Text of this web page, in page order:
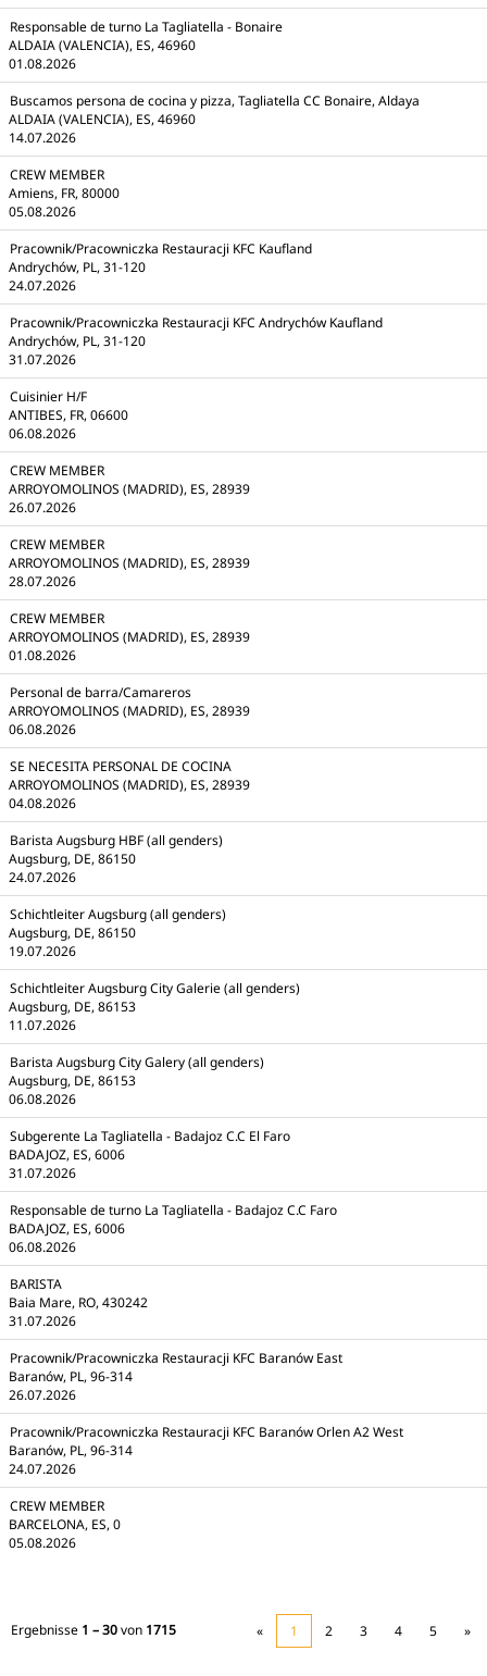
Responsable de turno La Tagliatella - Bonaire
ALDAIA (VALENCIA), ES, 46960
01.08.2026
Buscamos persona de cocina y pizza, Tagliatella CC Bonaire, Aldaya
ALDAIA (VALENCIA), ES, 46960
14.07.2026
CREW MEMBER
Amiens, FR, 80000
05.08.2026
Pracownik/Pracowniczka Restauracji KFC Kaufland
Andrychów, PL, 31-120
24.07.2026
Pracownik/Pracowniczka Restauracji KFC Andrychów Kaufland
Andrychów, PL, 31-120
31.07.2026
Cuisinier H/F
ANTIBES, FR, 06600
06.08.2026
CREW MEMBER
ARROYOMOLINOS (MADRID), ES, 28939
26.07.2026
CREW MEMBER
ARROYOMOLINOS (MADRID), ES, 28939
28.07.2026
CREW MEMBER
ARROYOMOLINOS (MADRID), ES, 28939
01.08.2026
Personal de barra/Camareros
ARROYOMOLINOS (MADRID), ES, 28939
06.08.2026
SE NECESITA PERSONAL DE COCINA
ARROYOMOLINOS (MADRID), ES, 28939
04.08.2026
Barista Augsburg HBF (all genders)
Augsburg, DE, 86150
24.07.2026
Schichtleiter Augsburg (all genders)
Augsburg, DE, 86150
19.07.2026
Schichtleiter Augsburg City Galerie (all genders)
Augsburg, DE, 86153
11.07.2026
Barista Augsburg City Galery (all genders)
Augsburg, DE, 86153
06.08.2026
Subgerente La Tagliatella - Badajoz C.C El Faro
BADAJOZ, ES, 6006
31.07.2026
Responsable de turno La Tagliatella - Badajoz C.C Faro
BADAJOZ, ES, 6006
06.08.2026
BARISTA
Baia Mare, RO, 430242
31.07.2026
Pracownik/Pracowniczka Restauracji KFC Baranów East
Baranów, PL, 96-314
26.07.2026
Pracownik/Pracowniczka Restauracji KFC Baranów Orlen A2 West
Baranów, PL, 96-314
24.07.2026
CREW MEMBER
BARCELONA, ES, 0
05.08.2026
Ergebnisse 1 – 30von 1715 « 1 2 3 4 5 »